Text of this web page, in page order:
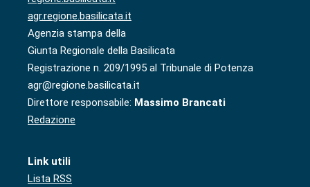
agr.regione.basilicata.it
Agenzia stampa della
Giunta Regionale della Basilicata
Registrazione n. 209/1995 al Tribunale di Potenza
agr@regione.basilicata.it
Direttore responsabile: Massimo Brancati
Redazione
Link utili
Lista RSS